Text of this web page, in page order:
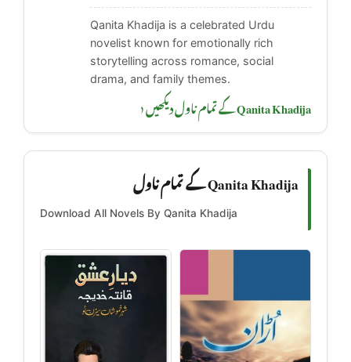
Qanita Khadija is a celebrated Urdu
novelist known for emotionally rich
storytelling across romance, social
drama, and family themes.
Qanita Khadija کے تمام ناول دیکھیں ‹
Qanita Khadija کے تمام ناول
Download All Novels By Qanita Khadija